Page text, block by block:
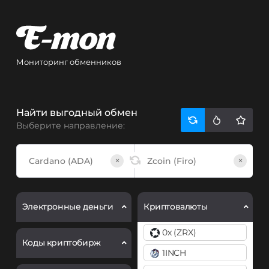
Мониторинг обменников
Найти выгодный обмен
Выберите направление:
× ×
Электронные деньги
Коды криптобирж
Криптовалюты
0x (ZRX)
1INCH